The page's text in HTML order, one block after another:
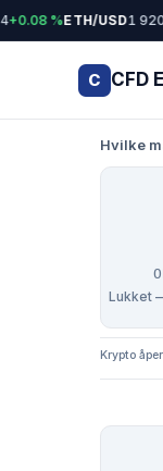
% ETH/USD1 920
C CFD
Hvilke
Lukket
Krypto